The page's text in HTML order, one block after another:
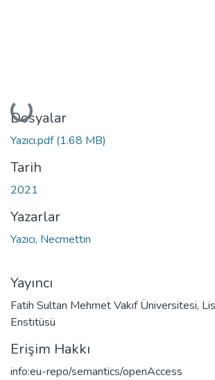
Yükleniyor...
Dosyalar
Yazıcı.pdf(1.68 MB)
Tarih
2021
Yazarlar
Yazıcı, Necmettin
Yayıncı
Fatih Sultan Mehmet Vakıf Üniversitesi,
Enstitüsü
Erişim Hakkı
info:eu-repo/semantics/openAccess